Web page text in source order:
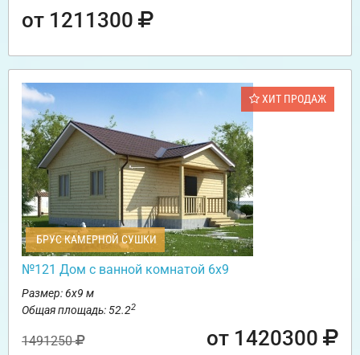
от 1211300
ХИТ ПРОДАЖ
БРУС КАМЕРНОЙ СУШКИ
№121 Дом с ванной комнатой 6х9
Размер: 6х9 м
Общая площадь: 52.22
1491250 от 1420300